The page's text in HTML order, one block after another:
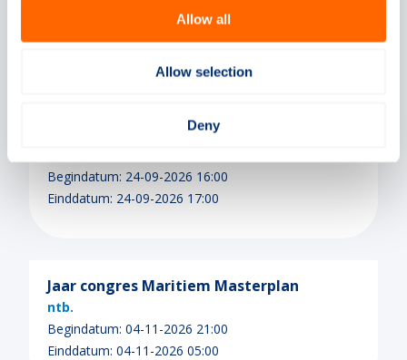
Allow all
Allow selection
Deny
wat je moet weten 24 september
Begindatum: 24-09-2026 16:00
Einddatum: 24-09-2026 17:00
Jaar congres Maritiem Masterplan
ntb.
Begindatum: 04-11-2026 21:00
Einddatum: 04-11-2026 05:00